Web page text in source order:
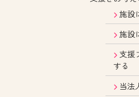
施設
施設
支援
する
当法